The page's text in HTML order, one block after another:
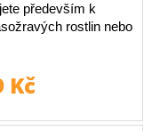
především k
rostlin nebo
Kč